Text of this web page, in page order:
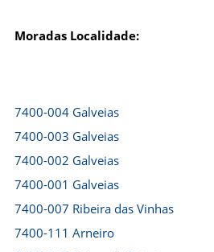
Moradas Localidade:
7400-004 Galveias
7400-003 Galveias
7400-002 Galveias
7400-001 Galveias
7400-007 Ribeira das Vinhas
7400-111 Arneiro